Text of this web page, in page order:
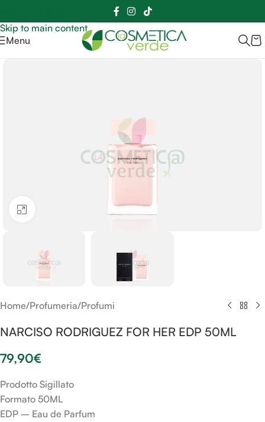
Skip to main content
Sei hai domande contattaci 📲3341056025 - 3886572748
Menu
Clicca per ingrandire
Home/Profumeria/Profumi
NARCISO RODRIGUEZ FOR HER EDP 50ML
79,90€
Prodotto Sigillato
Formato 50ML
EDP – Eau de Parfum